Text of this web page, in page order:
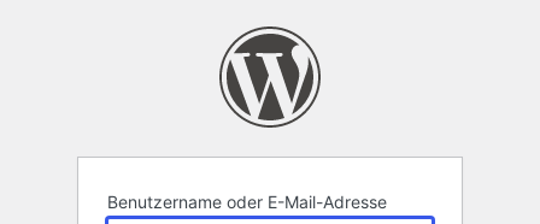
Benutzername oder E-Mail-Adresse